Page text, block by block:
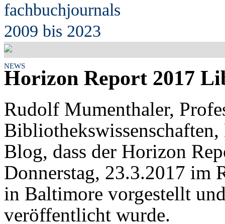
fachbuchjournals
2009 bis 2023
NEWS
Horizon Report 2017
Rudolf Mumenthaler,
Blog, dass der Horizon
Donnerstag, 23.3.2017 im
in Baltimore vorgestellt
veröffentlicht wurde.